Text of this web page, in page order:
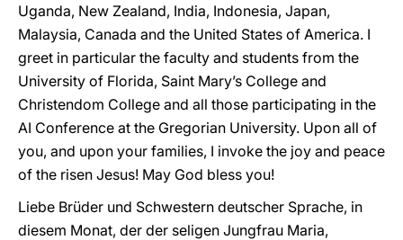
Uganda, New Zealand, India, Indonesia, Japan,
Malaysia, Canada and the United States of America. I
greet in particular the faculty and students from the
University of Florida, Saint Mary’s College and
Christendom College and all those participating in the
AI Conference at the Gregorian University. Upon all of
you, and upon your families, I invoke the joy and peace
of the risen Jesus! May God bless you!
Liebe Brüder und Schwestern deutscher Sprache, in
diesem Monat, der der seligen Jungfrau Maria,